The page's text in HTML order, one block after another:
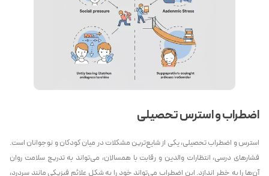
اضطراب و استرس تحصیلی
استرس و اضطراب تحصیلی، یکی از شایع‌ترین مشکلات در میان کودکان و نوجوانان است.
فشارهای درسی، انتظارات والدین و رقابت با همسالان، می‌تواند به تدریج سلامت روان
آن‌ها را به خطر اندازد. این اضطراب می‌تواند خود را به شکل علائم فیزیکی مانند سردرد،